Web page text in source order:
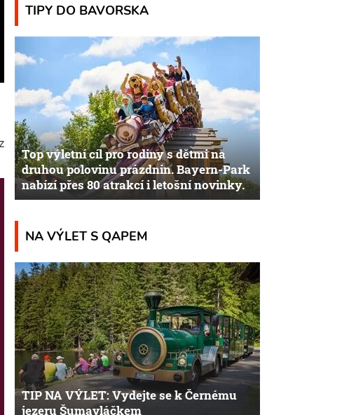
TIPY DO BAVORSKA
Top výletní cíl pro rodiny s dětmi na
druhou polovinu prázdnin. Bayern-Park
nabízí přes 80 atrakcí i letošní novinky.
NA VÝLET S QAPEM
TIP NA VÝLET: Vydejte se k Černému
jezeru Šumavláčkem